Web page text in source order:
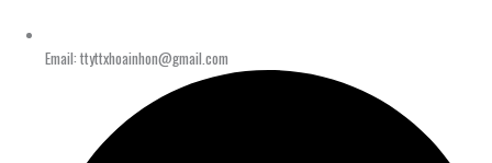
Email: ttyttxhoainhon@gmail.com